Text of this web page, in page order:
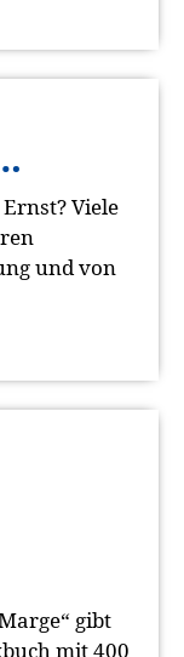
Viele
und von
gibt
mit 400